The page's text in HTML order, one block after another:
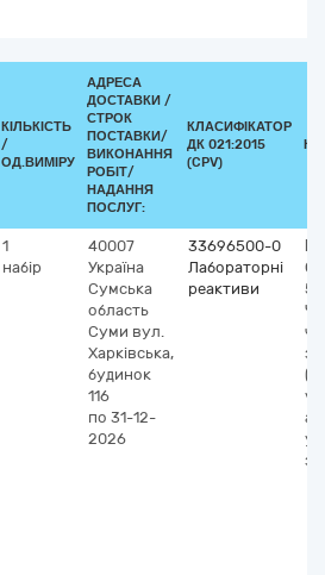
КІЛЬКІСТЬ
/
ОД.ВИМІРУ
АДРЕСА
ДОСТАВКИ /
СТРОК
ПОСТАВКИ/
ВИКОНАННЯ
РОБІТ/
НАДАННЯ
ПОСЛУГ:
КЛАСИФІКАТОР
ДК 021:2015
(CPV)
1
набір
40007
Україна
Сумська
область
Суми вул.
Харківська,
будинок
116
по 31-12-
2026
33696500-0
Лабораторні
реактиви